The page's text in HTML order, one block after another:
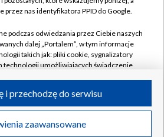
Cyfrowa
Pomoc
Kontakt
Kanały
Polska S.A. w likwidacji
przez nas identyfikatora PPID do Google.
podczas odwiedzania przez Ciebie naszych
dalej „Portalem”, w tym informacje
takich jak: pliki cookie, sygnalizatory
technologii umożliwiających świadczenie
podczas odwiedzania przez Ciebie
Portalu, takie jak adresy IP, identyfikatory
zaawansowane
i przechodzę do serwisu